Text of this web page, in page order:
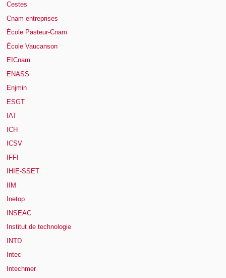
Cestes
Cnam entreprises
École Pasteur-Cnam
École Vaucanson
EICnam
ENASS
Enjmin
ESGT
IAT
ICH
ICSV
IFFI
IHIE-SSET
IIM
Inetop
INSEAC
Institut de technologie
INTD
Intec
Intechmer